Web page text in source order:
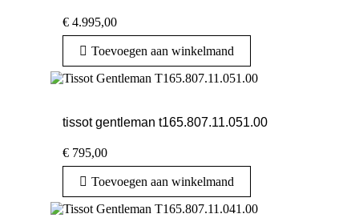
€ 4.995,00
Toevoegen aan winkelmand
tissot gentleman t165.807.11.051.00
€ 795,00
Toevoegen aan winkelmand